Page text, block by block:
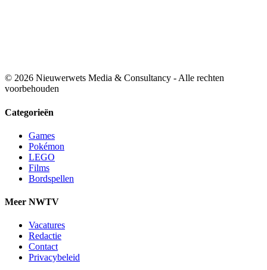
© 2026 Nieuwerwets Media & Consultancy - Alle rechten
voorbehouden
Categorieën
Games
Pokémon
LEGO
Films
Bordspellen
Meer NWTV
Vacatures
Redactie
Contact
Privacybeleid